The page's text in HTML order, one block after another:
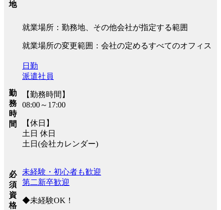
地
就業場所：勤務地、その他会社が指定する範囲
就業場所の変更範囲：会社の定めるすべてのオフィス
勤
務
時
間
日勤
派遣社員
【勤務時間】
08:00～17:00
【休日】
土日 休日
土日(会社カレンダー)
必
須
資
格
未経験・初心者も歓迎
第二新卒歓迎
◆未経験OK！